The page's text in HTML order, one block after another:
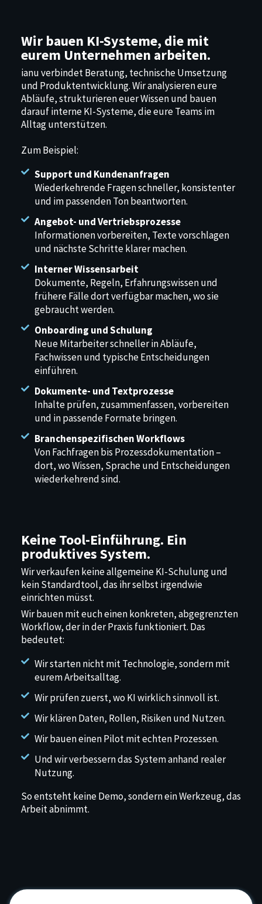
Wir bauen KI-Systeme, die mit
eurem Unternehmen arbeiten.
ianu verbindet Beratung, technische Umsetzung
und Produktentwicklung. Wir analysieren eure
Abläufe, strukturieren euer Wissen und bauen
darauf interne KI-Systeme, die eure Teams im
Alltag unterstützen.
Zum Beispiel:
Support und Kundenanfragen
Wiederkehrende Fragen schneller, konsistenter
und im passenden Ton beantworten.
Angebot- und Vertriebsprozesse
Informationen vorbereiten, Texte vorschlagen
und nächste Schritte klarer machen.
Interner Wissensarbeit
Dokumente, Regeln, Erfahrungswissen und
frühere Fälle dort verfügbar machen, wo sie
gebraucht werden.
Onboarding und Schulung
Neue Mitarbeiter schneller in Abläufe,
Fachwissen und typische Entscheidungen
einführen.
Dokumente- und Textprozesse
Inhalte prüfen, zusammenfassen, vorbereiten
und in passende Formate bringen.
Branchenspezifischen Workflows
Von Fachfragen bis Prozessdokumentation –
dort, wo Wissen, Sprache und Entscheidungen
wiederkehrend sind.
Keine Tool-Einführung. Ein
produktives System.
Wir verkaufen keine allgemeine KI-Schulung und
kein Standardtool, das ihr selbst irgendwie
einrichten müsst.
Wir bauen mit euch einen konkreten, abgegrenzten
Workflow, der in der Praxis funktioniert. Das
bedeutet:
Wir starten nicht mit Technologie, sondern mit
eurem Arbeitsalltag.
Wir prüfen zuerst, wo KI wirklich sinnvoll ist.
Wir klären Daten, Rollen, Risiken und Nutzen.
Wir bauen einen Pilot mit echten Prozessen.
Und wir verbessern das System anhand realer
Nutzung.
So entsteht keine Demo, sondern ein Werkzeug, das
Arbeit abnimmt.